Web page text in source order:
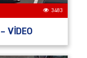
3483
VİDEO